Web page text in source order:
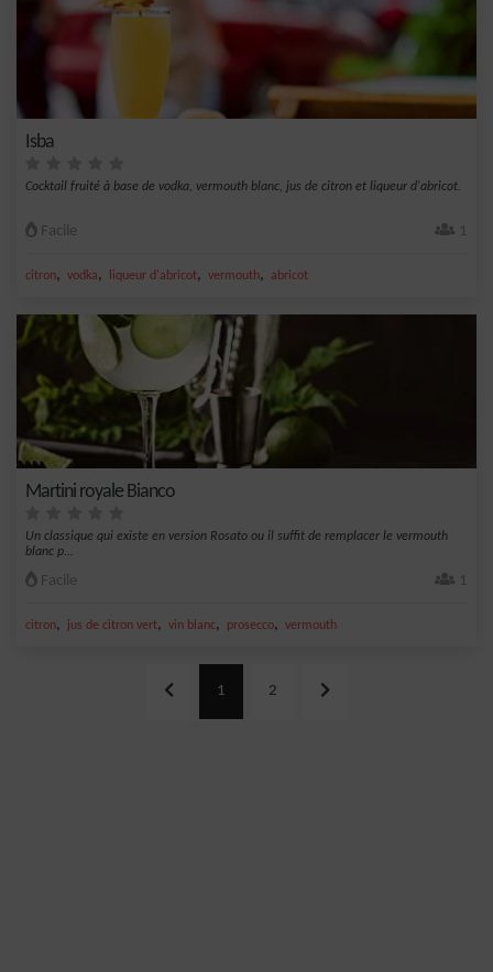
Isba
Cocktail fruité à base de vodka, vermouth blanc, jus de citron et liqueur d'abricot.
Facile 1
citron, vodka, liqueur d'abricot, vermouth, abricot
Martini royale Bianco
Un classique qui existe en version Rosato ou il suffit de remplacer le vermouth
blanc p...
Facile 1
citron, jus de citron vert, vin blanc, prosecco, vermouth
1 2